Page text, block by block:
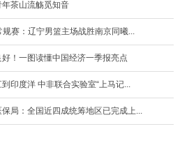
年茶山流觞觅知音
规赛：辽宁男篮主场战胜南京同曦...
好！一图读懂中国经济一季报亮点
到印度洋 中非联合实验室“上马记...
保局：全国近四成统筹地区已完成上...